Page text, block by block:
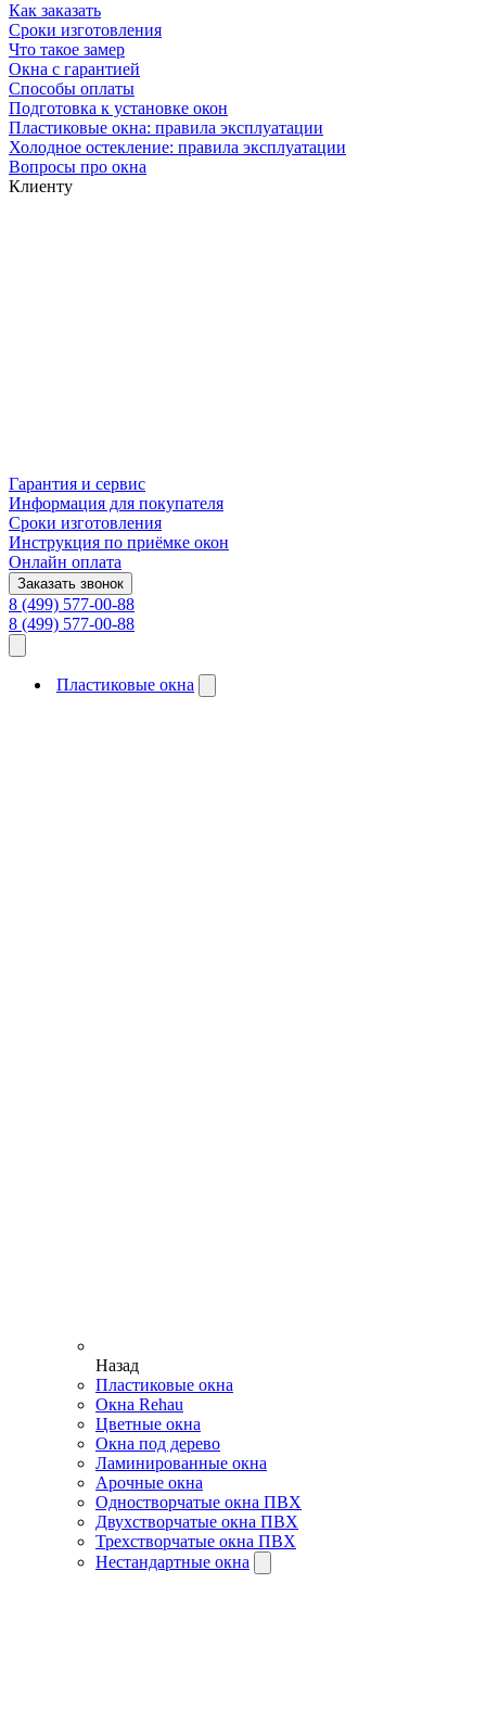
Как заказать
Сроки изготовления
Что такое замер
Окна с гарантией
Способы оплаты
Подготовка к установке окон
Пластиковые окна: правила эксплуатации
Холодное остекление: правила эксплуатации
Вопросы про окна
Клиенту
Гарантия и сервис
Информация для покупателя
Сроки изготовления
Инструкция по приёмке окон
Онлайн оплата
Заказать звонок
8 (499) 577-00-88
8 (499) 577-00-88
Пластиковые окна
Назад
Пластиковые окна
Окна Rehau
Цветные окна
Окна под дерево
Ламинированные окна
Арочные окна
Одностворчатые окна ПВХ
Двухстворчатые окна ПВХ
Трехстворчатые окна ПВХ
Нестандартные окна